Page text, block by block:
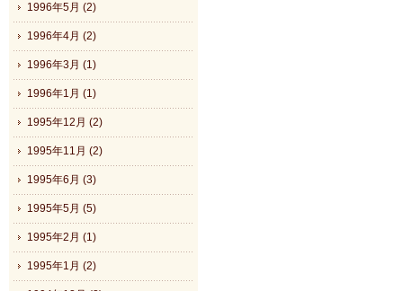
1996年5月 (2)
1996年4月 (2)
1996年3月 (1)
1996年1月 (1)
1995年12月 (2)
1995年11月 (2)
1995年6月 (3)
1995年5月 (5)
1995年2月 (1)
1995年1月 (2)